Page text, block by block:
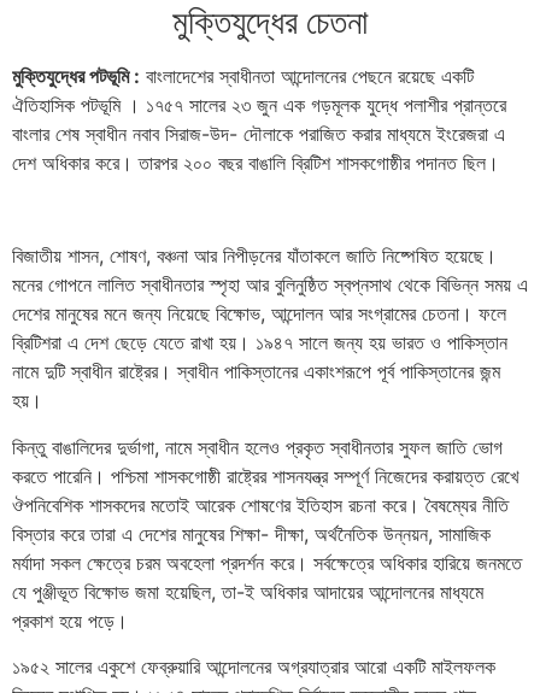
মুক্তিযুদ্ধের চেতনা
মুক্তিযুদ্ধের পটভূমি : বাংলাদেশের স্বাধীনতা আন্দোলনের পেছনে রয়েছে একটি
ঐতিহাসিক পটভূমি । ১৭৫৭ সালের ২৩ জুন এক গড়মূলক যুদ্ধে পলাশীর প্রান্তরে
বাংলার শেষ স্বাধীন নবাব সিরাজ-উদ- দৌলাকে পরাজিত করার মাধ্যমে ইংরেজরা এ
দেশ অধিকার করে। তারপর ২০০ বছর বাঙালি ব্রিটিশ শাসকগোষ্ঠীর পদানত ছিল।
বিজাতীয় শাসন, শোষণ, বঞ্চনা আর নিপীড়নের যাঁতাকলে জাতি নিষ্পেষিত হয়েছে।
মনের গোপনে লালিত স্বাধীনতার স্পৃহা আর বুলিনুষ্ঠিত স্বপ্নসাথ থেকে বিভিন্ন সময় এ
দেশের মানুষের মনে জন্য নিয়েছে বিক্ষোভ, আন্দোলন আর সংগ্রামের চেতনা। ফলে
ব্রিটিশরা এ দেশ ছেড়ে যেতে রাখা হয়। ১৯৪৭ সালে জন্য হয় ভারত ও পাকিস্তান
নামে দুটি স্বাধীন রাষ্ট্রের। স্বাধীন পাকিস্তানের একাংশরূপে পূর্ব পাকিস্তানের জন্ম
হয়।
কিন্তু বাঙালিদের দুর্ভাগা, নামে স্বাধীন হলেও প্রকৃত স্বাধীনতার সুফল জাতি ভোগ
করতে পারেনি। পশ্চিমা শাসকগোষ্ঠী রাষ্ট্রের শাসনযন্ত্র সম্পূর্ণ নিজেদের করায়ত্ত রেখে
ঔপনিবেশিক শাসকদের মতোই আরেক শোষণের ইতিহাস রচনা করে। বৈষম্যের নীতি
বিস্তার করে তারা এ দেশের মানুষের শিক্ষা- দীক্ষা, অর্থনৈতিক উন্নয়ন, সামাজিক
মর্যাদা সকল ক্ষেত্রে চরম অবহেলা প্রদর্শন করে। সর্বক্ষেত্রে অধিকার হারিয়ে জনমতে
যে পুঞ্জীভূত বিক্ষোভ জমা হয়েছিল, তা-ই অধিকার আদায়ের আন্দোলনের মাধ্যমে
প্রকাশ হয়ে পড়ে।
১৯৫২ সালের একুশে ফেব্রুয়ারি আন্দোলনের অগ্রযাত্রার আরো একটি মাইলফলক